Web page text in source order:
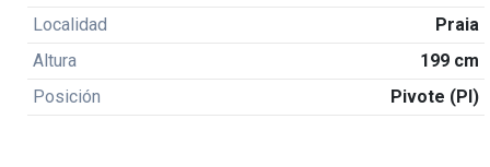
Localidad
Praia
Altura
199 cm
Posición
Pivote (PI)